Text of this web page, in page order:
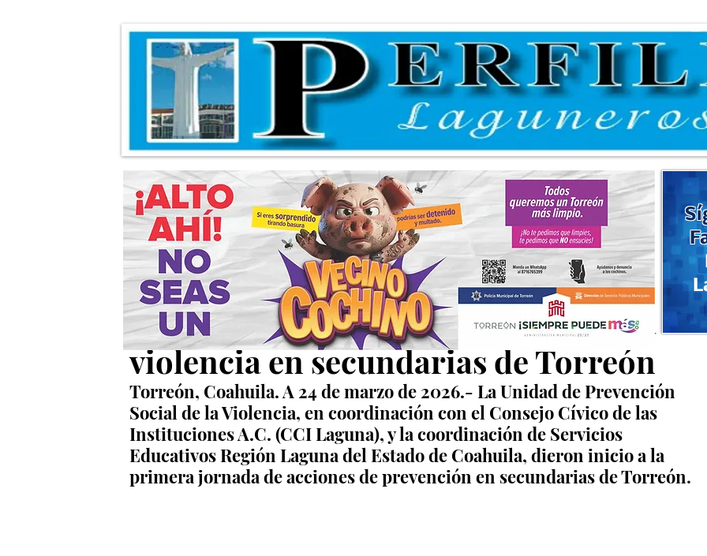
Inician jornadas de prevención de la
violencia en secundarias de Torreón
Torreón, Coahuila. A 24 de marzo de 2026.- La Unidad de Prevención
Social de la Violencia, en coordinación con el Consejo Cívico de las
Instituciones A.C. (CCI Laguna), y la coordinación de Servicios
Educativos Región Laguna del Estado de Coahuila, dieron inicio a la
primera jornada de acciones de prevención en secundarias de Torreón.